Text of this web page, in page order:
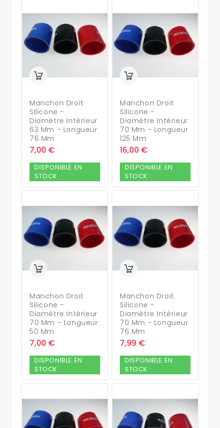
Manchon Droit
Silicone -
Diamètre Intérieur
63 Mm - Longueur
76 Mm
7,00 €
DISPONIBLE EN
STOCK
Manchon Droit
Silicone -
Diamètre Intérieur
70 Mm - Longueur
125 Mm
16,00 €
DISPONIBLE EN
STOCK
Manchon Droit
Silicone -
Diamètre Intérieur
70 Mm - Longueur
50 Mm
7,00 €
DISPONIBLE EN
STOCK
Manchon Droit
Silicone -
Diamètre Intérieur
70 Mm - Longueur
76 Mm
7,99 €
DISPONIBLE EN
STOCK